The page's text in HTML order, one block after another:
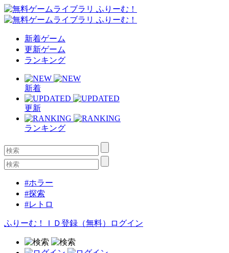
新着ゲーム
更新ゲーム
ランキング
新着
更新
ランキング
#ホラー
#探索
#レトロ
ふりーむ！ＩＤ登録（無料） ログイン